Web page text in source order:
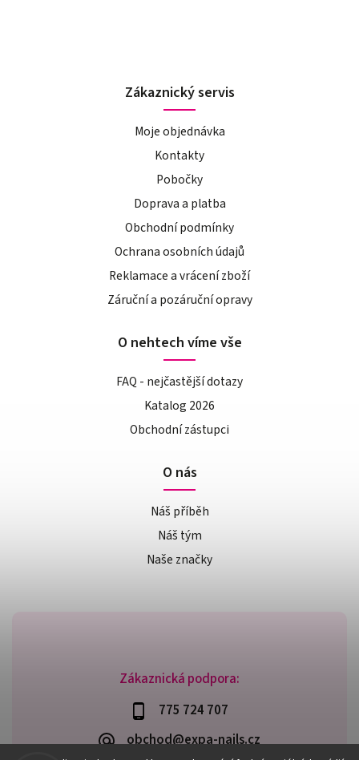
Zákaznická podpora:
775 724 707
obchod@expa-nails.cz
Zákaznický servis
Moje objednávka
Kontakty
Pobočky
Doprava a platba
Obchodní podmínky
Ochrana osobních údajů
Reklamace a vrácení zboží
Záruční a pozáruční opravy
O nehtech víme vše
FAQ - nejčastější dotazy
Katalog 2026
Obchodní zástupci
O nás
Náš příběh
Náš tým
Naše značky